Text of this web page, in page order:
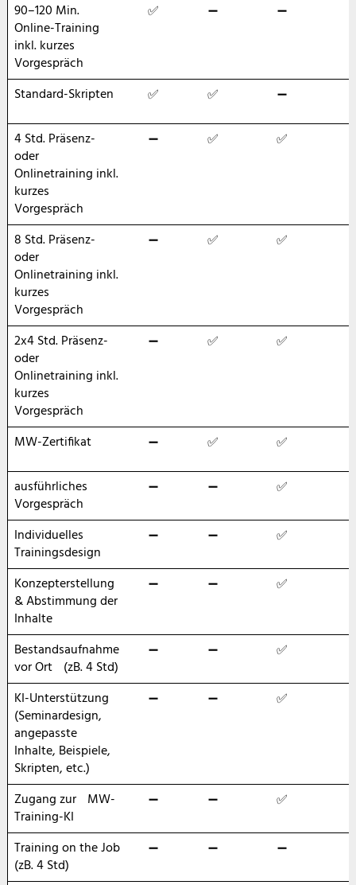
90–120 Min.
Online-Training
inkl. kurzes
Vorgespräch
✅ ➖ ➖
Standard-Skripten ✅ ✅ ➖
4 Std. Präsenz-
oder
Onlinetraining inkl.
kurzes
Vorgespräch
➖ ✅ ✅
8 Std. Präsenz-
oder
Onlinetraining inkl.
kurzes
Vorgespräch
➖ ✅ ✅
2x4 Std. Präsenz-
oder
Onlinetraining inkl.
kurzes
Vorgespräch
➖ ✅ ✅
MW-Zertifikat ➖ ✅ ✅
ausführliches
Vorgespräch
➖ ➖ ✅
Individuelles
Trainingsdesign
➖ ➖ ✅
Konzepterstellung
& Abstimmung der
Inhalte
➖ ➖ ✅
Bestandsaufnahme
vor Ort (zB. 4 Std)
➖ ➖ ✅
KI-Unterstützung
(Seminardesign,
angepasste
Inhalte, Beispiele,
Skripten, etc.)
➖ ➖ ✅
Zugang zur MW-
Training-KI
➖ ➖ ✅
Training on the Job
(zB. 4 Std)
➖ ➖ ➖